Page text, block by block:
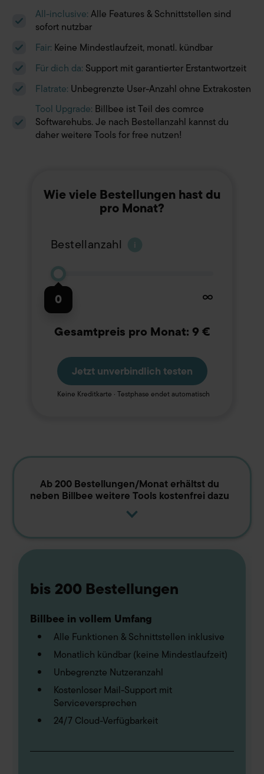
All-inclusive:Alle Features & Schnittstellen sind
sofort nutzbar
Fair: Keine Mindestlaufzeit, monatl. kündbar
Für dich da: Support mit garantierter Erstantwortzeit
Flatrate: Unbegrenzte User-Anzahl ohne Extrakosten
Tool Upgrade: Billbee ist Teil des comrce
Softwarehubs. Je nach Bestellanzahl kannst du
daher weitere Tools for free nutzen!
Wie viele Bestellungen hast du
pro Monat?
Bestellanzahl i
0 ∞
0
Gesamtpreis pro Monat: 9 €
Jetzt unverbindlich testen
Keine Kreditkarte · Testphase endet automatisch
Ab 200 Bestellungen/Monat erhältst du
neben Billbee weitere Tools kostenfrei dazu
bis 200 Bestellungen
Billbee in vollem Umfang
Alle Funktionen & Schnittstellen inklusive
Monatlich kündbar (keine Mindestlaufzeit)
Unbegrenzte Nutzeranzahl
Kostenloser Mail-Support mit
Serviceversprechen
24/7 Cloud-Verfügbarkeit